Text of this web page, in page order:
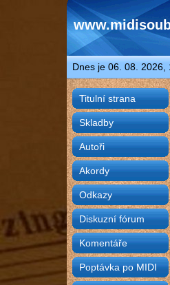
Dnes je 06. 08.
Titulní strana
Skladby
Autoři
Akordy
Odkazy
Diskuzní fórum
Komentáře
Poptávka po MIDI